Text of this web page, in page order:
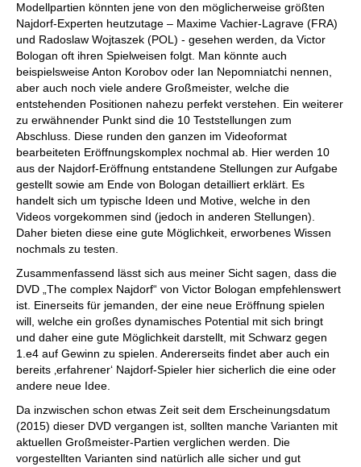
Modellpartien könnten jene von den möglicherweise größten
Najdorf-Experten heutzutage – Maxime Vachier-Lagrave (FRA)
und Radoslaw Wojtaszek (POL) - gesehen werden, da Victor
Bologan oft ihren Spielweisen folgt. Man könnte auch
beispielsweise Anton Korobov oder Ian Nepomniatchi nennen,
aber auch noch viele andere Großmeister, welche die
entstehenden Positionen nahezu perfekt verstehen. Ein weiterer
zu erwähnender Punkt sind die 10 Teststellungen zum
Abschluss. Diese runden den ganzen im Videoformat
bearbeiteten Eröffnungskomplex nochmal ab. Hier werden 10
aus der Najdorf-Eröffnung entstandene Stellungen zur Aufgabe
gestellt sowie am Ende von Bologan detailliert erklärt. Es
handelt sich um typische Ideen und Motive, welche in den
Videos vorgekommen sind (jedoch in anderen Stellungen).
Daher bieten diese eine gute Möglichkeit, erworbenes Wissen
nochmals zu testen.
Zusammenfassend lässt sich aus meiner Sicht sagen, dass die
DVD „The complex Najdorf“ von Victor Bologan empfehlenswert
ist. Einerseits für jemanden, der eine neue Eröffnung spielen
will, welche ein großes dynamisches Potential mit sich bringt
und daher eine gute Möglichkeit darstellt, mit Schwarz gegen
1.e4 auf Gewinn zu spielen. Andererseits findet aber auch ein
bereits ‚erfahrener‘ Najdorf-Spieler hier sicherlich die eine oder
andere neue Idee.
Da inzwischen schon etwas Zeit seit dem Erscheinungsdatum
(2015) dieser DVD vergangen ist, sollten manche Varianten mit
aktuellen Großmeister-Partien verglichen werden. Die
vorgestellten Varianten sind natürlich alle sicher und gut